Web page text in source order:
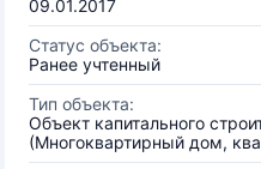
09.01.2017
Статус объекта:
Ранее учтенный
Тип объекта:
Объект капитального
(Многоквартирный дом,